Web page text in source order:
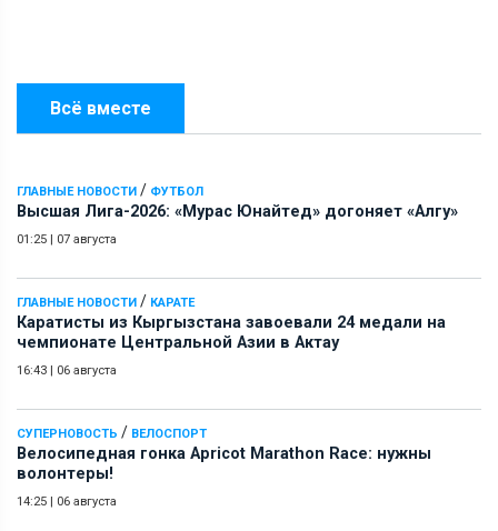
Всё вместе
ГЛАВНЫЕ НОВОСТИ / ФУТБОЛ
Высшая Лига-2026: «Мурас Юнайтед» догоняет «Алгу»
01:25 | 07 августа
ГЛАВНЫЕ НОВОСТИ / КАРАТЕ
Каратисты из Кыргызстана завоевали 24 медали на
чемпионате Центральной Азии в Актау
16:43 | 06 августа
СУПЕРНОВОСТЬ / ВЕЛОСПОРТ
Велосипедная гонка Apricot Marathon Race: нужны
волонтеры!
14:25 | 06 августа